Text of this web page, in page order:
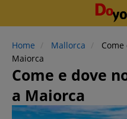
Home Mallorca
Maiorca
Come e dove
a Maiorca